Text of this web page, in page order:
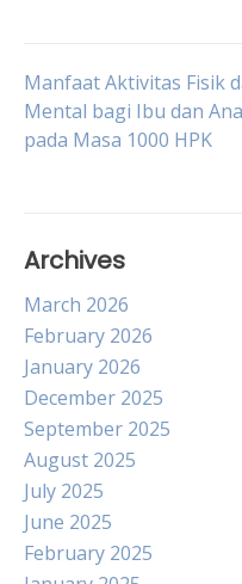
Post
navigation
Manfaat Aktivitas Fisik
Mental bagi Ibu dan
pada Masa 1000 HPK
Archives
March 2026
February 2026
January 2026
December 2025
September 2025
August 2025
July 2025
June 2025
February 2025